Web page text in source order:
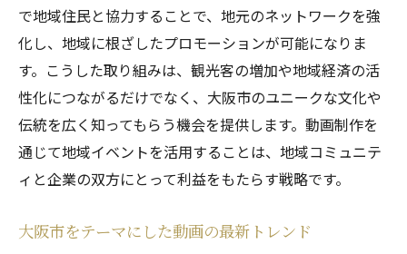
で地域住民と協力することで、地元のネットワークを強
化し、地域に根ざしたプロモーションが可能になりま
す。こうした取り組みは、観光客の増加や地域経済の活
性化につながるだけでなく、大阪市のユニークな文化や
伝統を広く知ってもらう機会を提供します。動画制作を
通じて地域イベントを活用することは、地域コミュニテ
ィと企業の双方にとって利益をもたらす戦略です。
大阪市をテーマにした動画の最新トレンド